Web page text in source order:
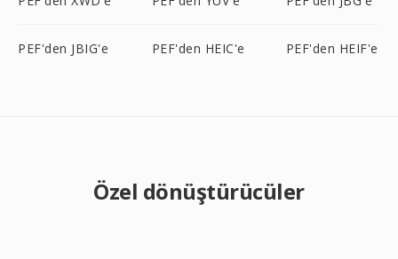
PEF'den JBIG'e PEF'den HEIC'e PEF'den HEIF'e
Özel dönüştürücüler